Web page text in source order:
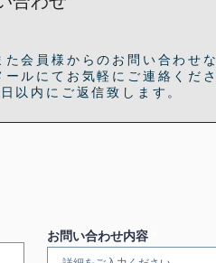
会員様からのお問い合わせ
ルにてお気軽にご連絡くだ
以内にご返信致します。
お問い合わせ内容